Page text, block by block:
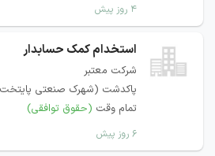
۴ روز پیش
استخدام کمک حسابدار
شرکت معتبر
پاکدشت (شهرک صنعتی
تمام وقت (حقوق توافقی)
۶ روز پیش